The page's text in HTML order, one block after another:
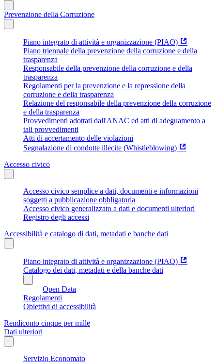
Prevenzione della Corruzione
Piano integrato di attività e organizzazione (PIAO)
Piano triennale della prevenzione della corruzione e della
trasparenza
Responsabile della prevenzione della corruzione e della
trasparenza
Regolamenti per la prevenzione e la repressione della
corruzione e della trasparenza
Relazione del responsabile della prevenzione della corruzione
e della trasparenza
Provvedimenti adottati dall'ANAC ed atti di adeguamento a
tali provvedimenti
Atti di accertamento delle violazioni
Segnalazione di condotte illecite (Whistleblowing)
Accesso civico
Accesso civico semplice a dati, documenti e informazioni
soggetti a pubblicazione obbligatoria
Accesso civico generalizzato a dati e documenti ulteriori
Registro degli accessi
Accessibilità e catalogo di dati, metadati e banche dati
Piano integrato di attività e organizzazione (PIAO)
Catalogo dei dati, metadati e della banche dati
Open Data
Regolamenti
Obiettivi di accessibilità
Rendiconto cinque per mille
Dati ulteriori
Servizio Economato